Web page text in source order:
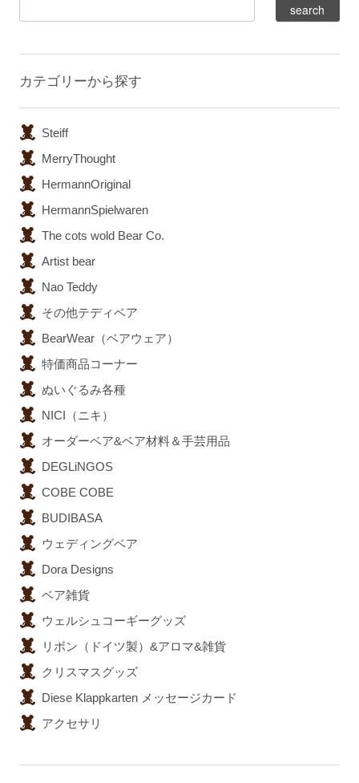
カテゴリーから探す
Steiff
MerryThought
HermannOriginal
HermannSpielwaren
The cots wold Bear Co.
Artist bear
Nao Teddy
その他テディベア
BearWear（ベアウェア）
特価商品コーナー
ぬいぐるみ各種
NICI（ニキ）
オーダーベア&ベア材料＆手芸用品
DEGLiNGOS
COBE COBE
BUDIBASA
ウェディングベア
Dora Designs
ベア雑貨
ウェルシュコーギーグッズ
リボン（ドイツ製）&アロマ&雑貨
クリスマスグッズ
Diese Klappkarten メッセージカード
アクセサリ